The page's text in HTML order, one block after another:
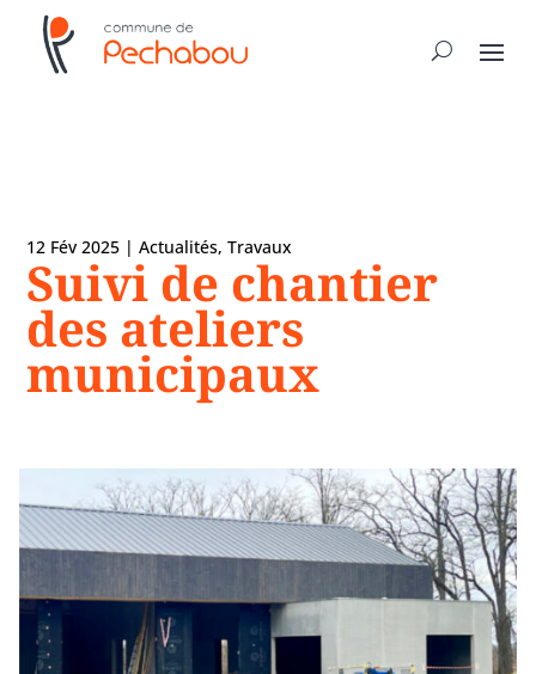
12 Fév 2025 |Actualités,Travaux
Suivi de chantier
des ateliers
municipaux